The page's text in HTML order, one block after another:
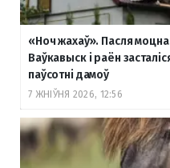
«Ноч жахаў». Пасля
Ваўкавыск і раён
паўсотні дамоў
7 ЖНІЎНЯ 2026, 12:56